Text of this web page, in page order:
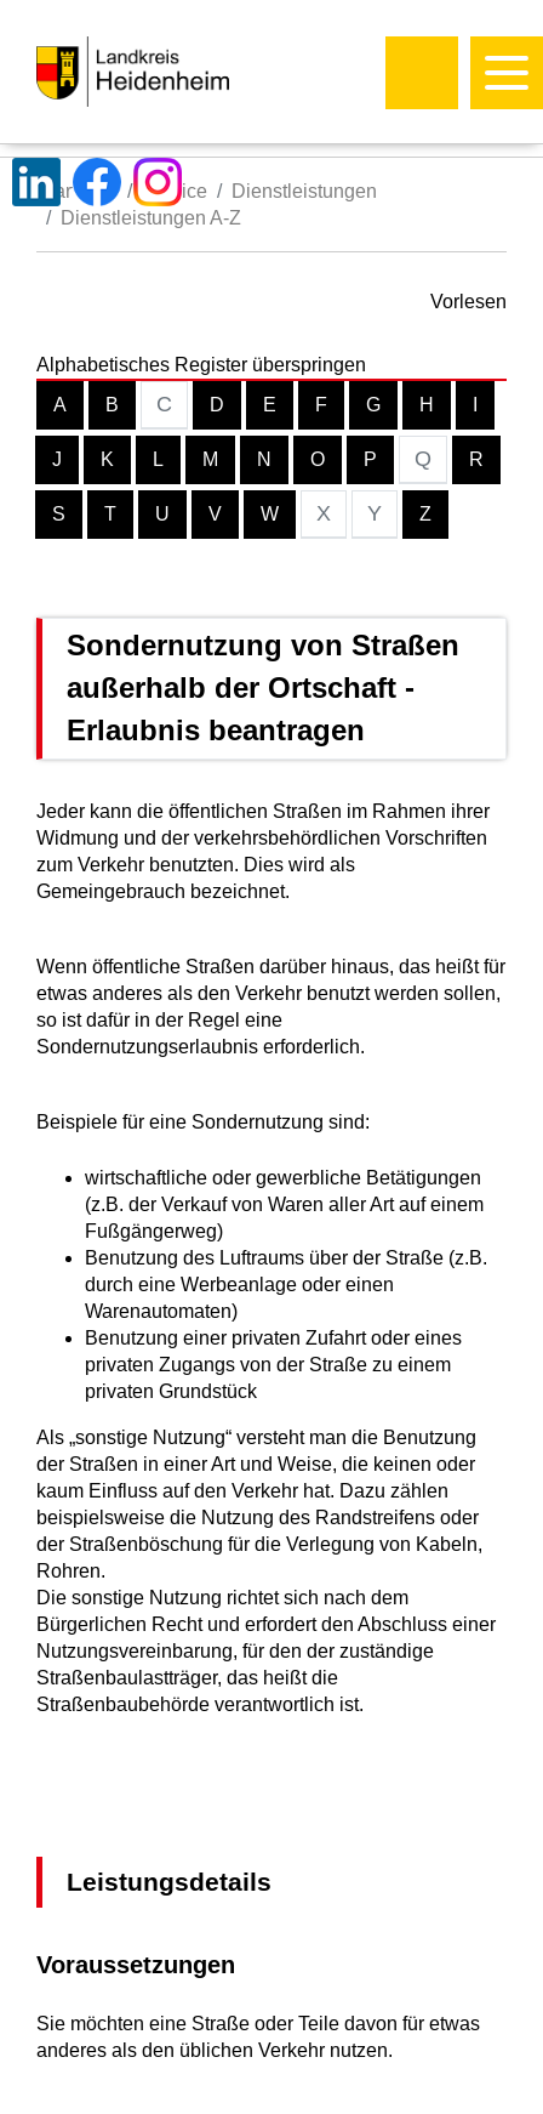
Startseite Service
Dienstleistungen
Dienstleistungen A-Z
Vorlesen
Alphabetisches Register überspringen
A
B C D E F G H
J K L M N O P Q R
S T U V W X Y Z
Sondernutzung von Straßen
außerhalb der Ortschaft -
Erlaubnis beantragen
Jeder kann die öffentlichen Straßen im Rahmen ihrer
Widmung und der verkehrsbehördlichen Vorschriften
zum Verkehr benutzten. Dies wird als
Gemeingebrauch bezeichnet.
Wenn öffentliche Straßen darüber hinaus, das heißt für
etwas anderes als den Verkehr benutzt werden sollen,
so ist dafür in der Regel eine
Sondernutzungserlaubnis erforderlich.
Beispiele für eine Sondernutzung sind:
wirtschaftliche oder gewerbliche Betätigungen
(z.B. der Verkauf von Waren aller Art auf einem
Fußgängerweg)
Benutzung des Luftraums über der Straße (z.B.
durch eine Werbeanlage oder einen
Warenautomaten)
Benutzung einer privaten Zufahrt oder eines
privaten Zugangs von der Straße zu einem
privaten Grundstück
Als „sonstige Nutzung“ versteht man die Benutzung
der Straßen in einer Art und Weise, die keinen oder
kaum Einfluss auf den Verkehr hat. Dazu zählen
beispielsweise die Nutzung des Randstreifens oder
der Straßenböschung für die Verlegung von Kabeln,
Rohren.
Die sonstige Nutzung richtet sich nach dem
Bürgerlichen Recht und erfordert den Abschluss einer
Nutzungsvereinbarung, für den der zuständige
Straßenbaulastträger, das heißt die
Straßenbaubehörde verantwortlich ist.
Leistungsdetails
Voraussetzungen
Sie möchten eine Straße oder Teile davon für etwas
anderes als den üblichen Verkehr nutzen.